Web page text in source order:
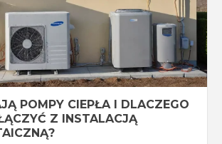
POMPY CIEPŁA I DLACZEGO
Z INSTALACJĄ